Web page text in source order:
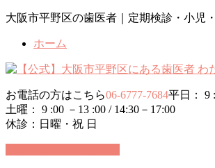
コ
ン
ツ
に
移
動
ナ
ー
シ
ョ
ン
に
大阪市平野区の歯医者｜定期検診・小児
ホーム
お電話の方はこちら06-6777-7684平日： 9
土曜： 9 :00 －13 :00 / 14:30－17:00
休診：日曜・祝 日